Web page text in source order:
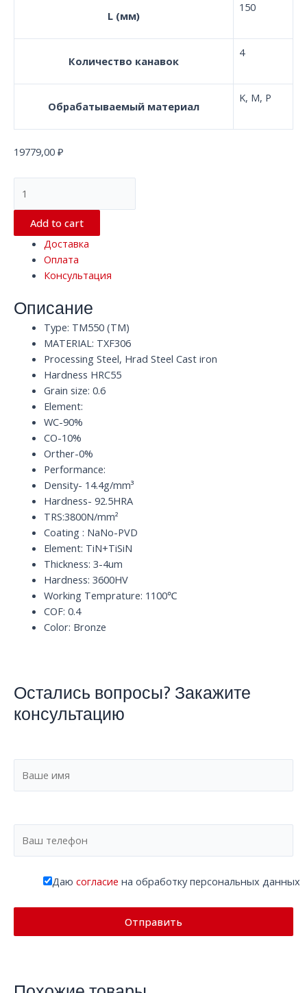
L (мм)
150
Количество канавок
4
Обрабатываемый материал
K, M, P
19779,00 ₽
фрезы
с
4
канавками
TM550
TXF306
D16
quantity
Add to cart
Доставка
Оплата
Консультация
Описание
Type: TM550 (TM)
MATERIAL: TXF306
Processing Steel, Hrad Steel Cast iron
Hardness HRC55
Grain size: 0.6
Element:
WC-90%
CO-10%
Orther-0%
Performance:
Density- 14.4g/mm³
Hardness- 92.5HRA
TRS:3800N/mm²
Coating : NaNo-PVD
Element: TiN+TiSiN
Thickness: 3-4um
Hardness: 3600HV
Working Temprature: 1100℃
COF: 0.4
Color: Bronze
Остались вопросы? Закажите
консультацию
Даю согласие на обработку персональных данных